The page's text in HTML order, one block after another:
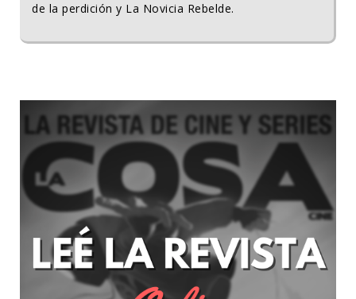
de la perdición y La Novicia Rebelde.